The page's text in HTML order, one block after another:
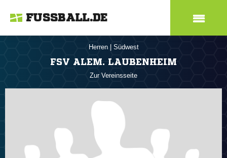
FUSSBALL.DE
Herren Südwest
FSV ALEM. LAUBENHEIM
Zur Vereinsseite